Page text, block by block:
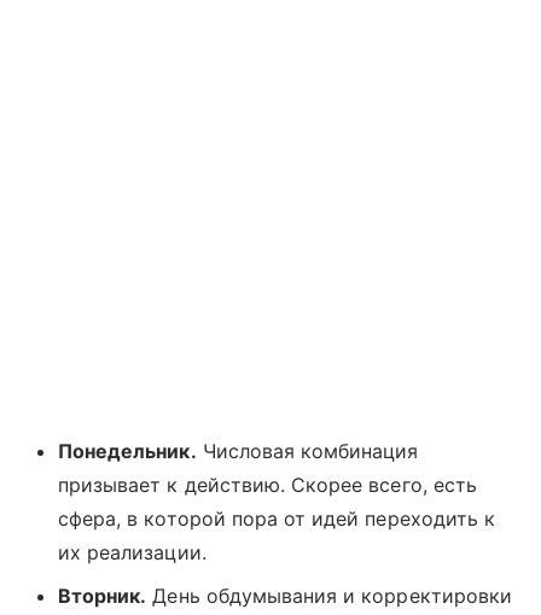
Понедельник. Числовая комбинация
призывает к действию. Скорее всего, есть
сфера, в которой пора от идей переходить к
их реализации.
Вторник. День обдумывания и корректировки